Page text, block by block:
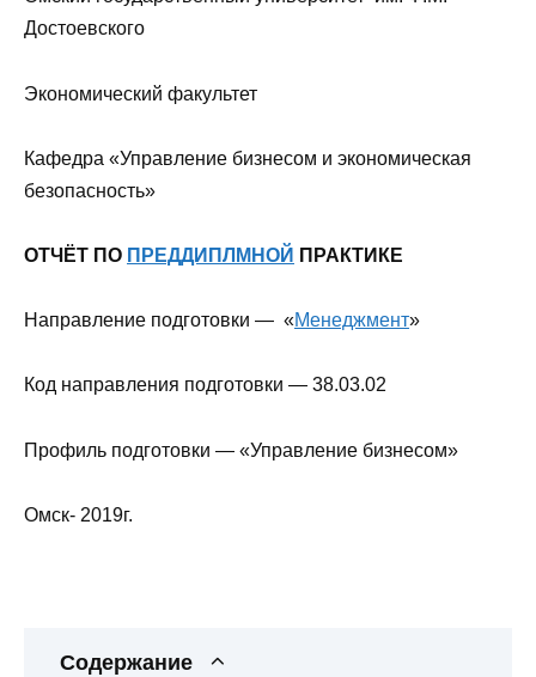
Достоевского
Экономический факультет
Кафедра «Управление бизнесом и экономическая
безопасность»
ОТЧЁТ ПО ПРЕДДИПЛМНОЙ ПРАКТИКЕ
Направление подготовки — «Менеджмент»
Код направления подготовки — 38.03.02
Профиль подготовки — «Управление бизнесом»
Омск- 2019г.
Содержание